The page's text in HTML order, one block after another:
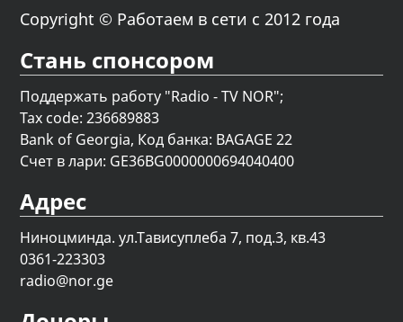
Copyright © Работаем в сети с 2012 года
Стань спонсором
Поддержать работу "Radio - TV NOR";
Tax code: 236689883
Bank of Georgia, Код банка: BAGAGE 22
Счет в лари: GE36BG0000000694040400
Адрес
Ниноцминда. ул.Тависуплеба 7, под.3, кв.43
0361-223303
radio@nor.ge